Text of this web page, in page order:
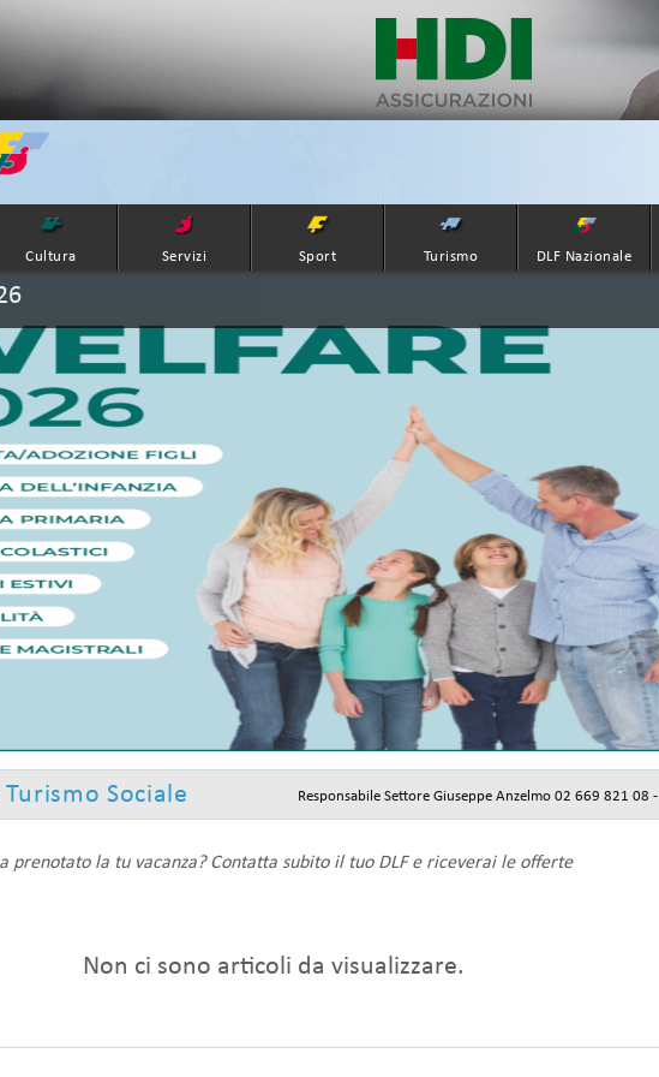
Cultura Servizi Sport Turismo DLF Nazionale
Sociale Responsabile Settore Giuseppe Anzelmo 02 669 821 08 -
prenotato la tu vacanza? Contatta subito il tuo DLF e riceverai le offerte
Non ci sono articoli da visualizzare.